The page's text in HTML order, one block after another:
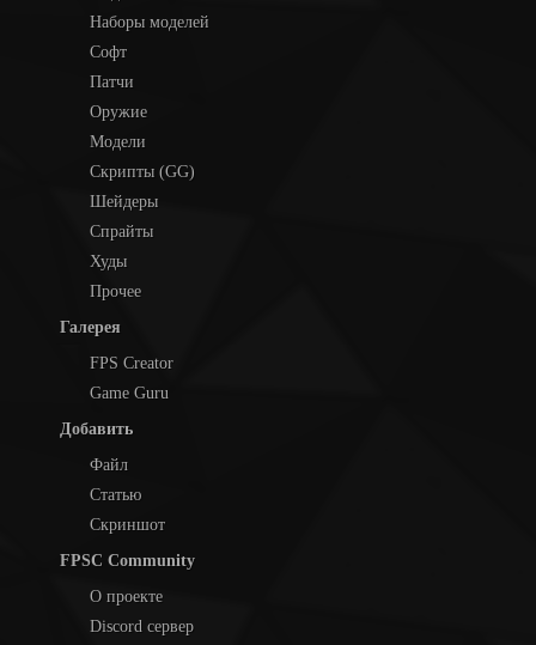
Наборы моделей
Софт
Патчи
Оружие
Модели
Скрипты (GG)
Шейдеры
Спрайты
Худы
Прочее
Галерея
FPS Creator
Game Guru
Добавить
Файл
Статью
Скриншот
FPSC Community
О проекте
Discord сервер